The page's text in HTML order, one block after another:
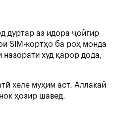
дуртар аз идора ҷойгир
SIM-кортҳо ба роҳ монда
худ қарор дода,
хеле муҳим аст. Аллакай
ҳозир шавед.